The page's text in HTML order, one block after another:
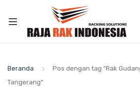
Beranda
Pos dengan tag “Rak
Tangerang”